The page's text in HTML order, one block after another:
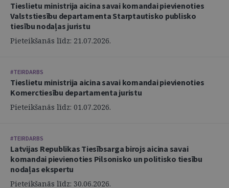
Tieslietu ministrija aicina savai komandai pievienoties
Valststiesību departamenta Starptautisko publisko
tiesību nodaļas juristu
Pieteikšanās līdz: 21.07.2026.
#TEIRDARBS
Tieslietu ministrija aicina savai komandai pievienoties
Komerctiesību departamenta juristu
Pieteikšanās līdz: 01.07.2026.
#TEIRDARBS
Latvijas Republikas Tiesībsarga birojs aicina savai
komandai pievienoties Pilsonisko un politisko tiesību
nodaļas ekspertu
Pieteikšanās līdz: 30.06.2026.